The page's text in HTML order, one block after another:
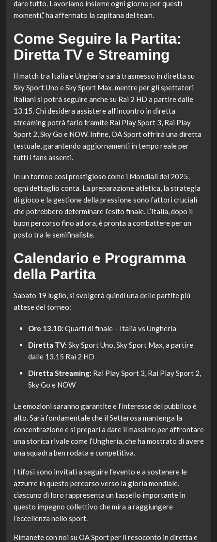
dare tutto. Lavoriamo insieme ogni giorno per questi
momenti,” ha affermato la capitana del team.
Come Seguire la Partita:
Diretta TV e Streaming
Il match tra Italia e Ungheria sarà trasmesso in diretta su
Sky Sport Uno e Sky Sport Max, mentre per gli spettatori
italiani si potrà seguire anche su Rai 2 HD a partire dalle
13.15. Chi desidera assistere all’incontro in diretta
streaming potrà farlo tramite Rai Play Sport 3, Rai Play
Sport 2, Sky Go e NOW. Infine, OA Sport offrirà una diretta
testuale, garantendo aggiornamenti in tempo reale per
tutti i fans assenti.
In un torneo così prestigioso come i Mondiali del 2025,
ogni dettaglio conta. La preparazione atletica, la strategia
di gioco e la gestione della pressione sono fattori cruciali
che potrebbero determinare l’esito finale. L’Italia, dopo il
buon percorso fino ad ora, è pronta a combattere per un
posto tra le semifinaliste.
Calendario e Programma
della Partita
Sabato 19 luglio, si svolgerà quindi una delle partite più
attese del torneo:
Ore 13.10: Quarti di finale – Italia vs Ungheria
Diretta TV: Sky Sport Uno, Sky Sport Max, a partire
dalle 13.15 Rai 2 HD
Diretta Streaming: Rai Play Sport 3, Rai Play Sport 2,
Sky Go e NOW
Le emozioni saranno garantite e l’interesse del pubblico è
alto. Sarà fondamentale che il Setterosa mantenga la
concentrazione e si prepari a dare il massimo per affrontare
una storica rivale come l’Ungheria, che ha mostrato di avere
una squadra ben rodata e competitiva.
I tifosi sono invitati a seguire l’evento e a sostenere le
azzurre in questo percorso verso la gloria mondiale.
ciascuno di loro rappresenta un tassello importante in
questo impegno collettivo che mira a raggiungere
l’eccellenza nello sport.
Rimanete con noi su OA Sport per il resoconto in diretta e